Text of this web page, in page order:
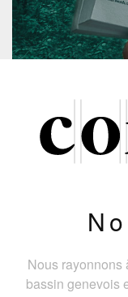
Nous rayonnons
bassin genevois